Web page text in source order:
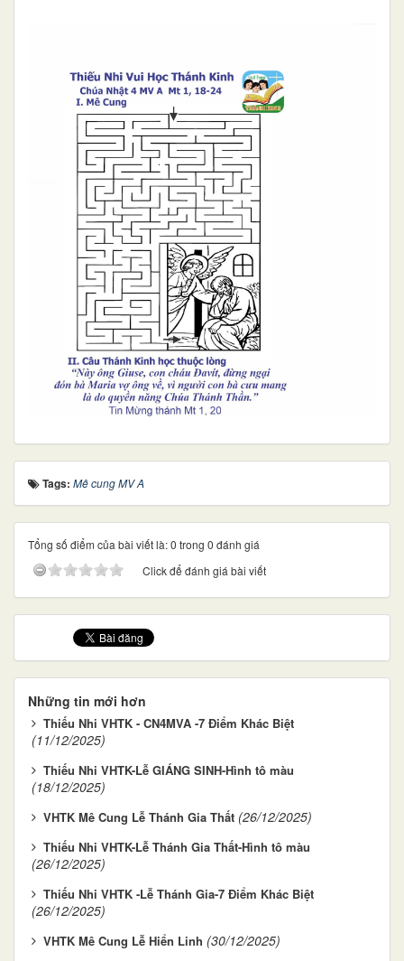
Tags: Mê cung MV A
Tổng số điểm của bài viết là: 0 trong 0 đánh giá
Click để đánh giá bài viết
Những tin mới hơn
Thiếu Nhi VHTK - CN4MVA -7 Điểm Khác Biệt
(11/12/2025)
Thiếu Nhi VHTK-Lễ GIÁNG SINH-Hình tô màu
(18/12/2025)
VHTK Mê Cung Lễ Thánh Gia Thất (26/12/2025)
Thiếu Nhi VHTK-Lễ Thánh Gia Thất-Hình tô màu
(26/12/2025)
Thiếu Nhi VHTK -Lễ Thánh Gia-7 Điểm Khác Biệt
(26/12/2025)
VHTK Mê Cung Lễ Hiển Linh (30/12/2025)